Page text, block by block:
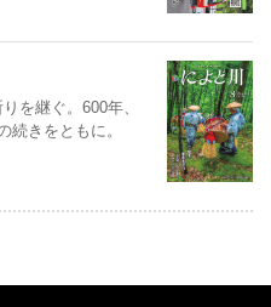
を継ぐ。600年、
続きをともに。